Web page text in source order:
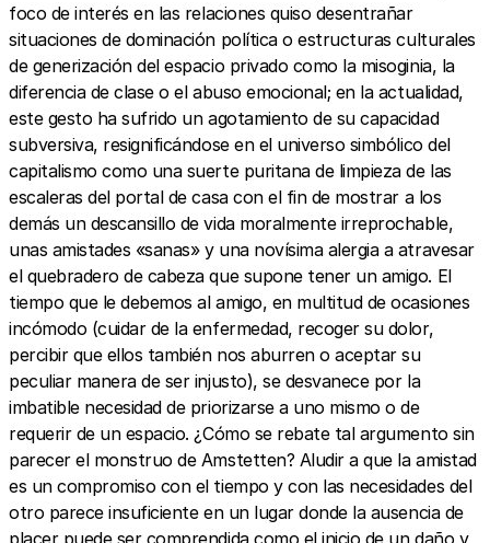
foco de interés en las relaciones quiso desentrañar
situaciones de dominación política o estructuras culturales
de generización del espacio privado como la misoginia, la
diferencia de clase o el abuso emocional; en la actualidad,
este gesto ha sufrido un agotamiento de su capacidad
subversiva, resignificándose en el universo simbólico del
capitalismo como una suerte puritana de limpieza de las
escaleras del portal de casa con el fin de mostrar a los
demás un descansillo de vida moralmente irreprochable,
unas amistades «sanas» y una novísima alergia a atravesar
el quebradero de cabeza que supone tener un amigo. El
tiempo que le debemos al amigo, en multitud de ocasiones
incómodo (cuidar de la enfermedad, recoger su dolor,
percibir que ellos también nos aburren o aceptar su
peculiar manera de ser injusto), se desvanece por la
imbatible necesidad de priorizarse a uno mismo o de
requerir de un espacio. ¿Cómo se rebate tal argumento sin
parecer el monstruo de Amstetten? Aludir a que la amistad
es un compromiso con el tiempo y con las necesidades del
otro parece insuficiente en un lugar donde la ausencia de
placer puede ser comprendida como el inicio de un daño y